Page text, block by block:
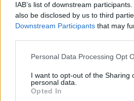
IAB’s list of downstream
also be disclosed by us to third
Downstream Participants that may
Please note that this website/app
not limited to your visit or usage
grant or deny consent to Google
use your data for below specified
Personal Data Processing Opt
I want to opt-out of the Sharing
personal data.
Opted In